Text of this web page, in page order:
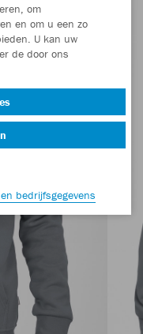
om
en om u een zo
U kan uw
de door ons
bedrijfsgegevens